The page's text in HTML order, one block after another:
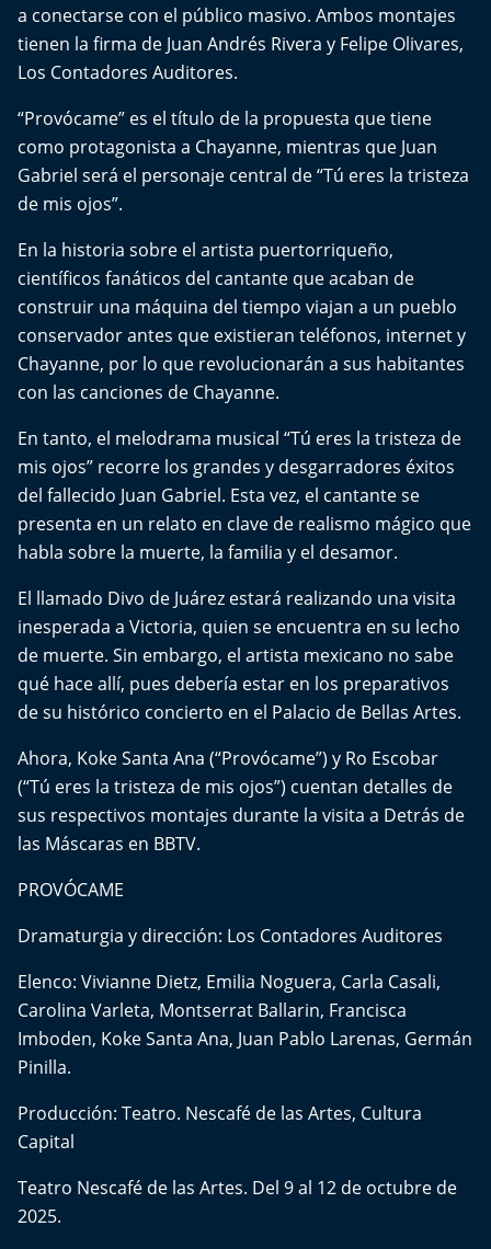
Efemérides
Cultura y Espectáculos
Del Fin del Mundo
Deportes
Conexión Digital
La Ruta del Pulsar
Psicología Abierta
Impacto Tecnológico
Sesiones Dieciocheras
Conecta Vida
El Mejor País de Chile
Te invito a tomar once
Especiales
Chiche cuadra y su parrilla
Motorfem
Agenda Propia
Chile, Historia de 30 años
Carrera a La Moneda
Aquí Estamos
Trasnoche
a conectarse con el público masivo. Ambos montajes
tienen la firma de Juan Andrés Rivera y Felipe Olivares,
Los Contadores Auditores.
“Provócame” es el título de la propuesta que tiene
como protagonista a Chayanne, mientras que Juan
Gabriel será el personaje central de “Tú eres la tristeza
de mis ojos”.
En la historia sobre el artista puertorriqueño,
científicos fanáticos del cantante que acaban de
construir una máquina del tiempo viajan a un pueblo
conservador antes que existieran teléfonos, internet y
Chayanne, por lo que revolucionarán a sus habitantes
con las canciones de Chayanne.
En tanto, el melodrama musical “Tú eres la tristeza de
mis ojos” recorre los grandes y desgarradores éxitos
del fallecido Juan Gabriel. Esta vez, el cantante se
presenta en un relato en clave de realismo mágico que
habla sobre la muerte, la familia y el desamor.
El llamado Divo de Juárez estará realizando una visita
inesperada a Victoria, quien se encuentra en su lecho
de muerte. Sin embargo, el artista mexicano no sabe
qué hace allí, pues debería estar en los preparativos
de su histórico concierto en el Palacio de Bellas Artes.
Ahora, Koke Santa Ana (“Provócame”) y Ro Escobar
(“Tú eres la tristeza de mis ojos”) cuentan detalles de
sus respectivos montajes durante la visita a Detrás de
las Máscaras en BBTV.
PROVÓCAME
Dramaturgia y dirección: Los Contadores Auditores
Elenco: Vivianne Dietz, Emilia Noguera, Carla Casali,
Carolina Varleta, Montserrat Ballarin, Francisca
Imboden, Koke Santa Ana, Juan Pablo Larenas, Germán
Pinilla.
Producción: Teatro. Nescafé de las Artes, Cultura
Capital
Teatro Nescafé de las Artes. Del 9 al 12 de octubre de
2025.